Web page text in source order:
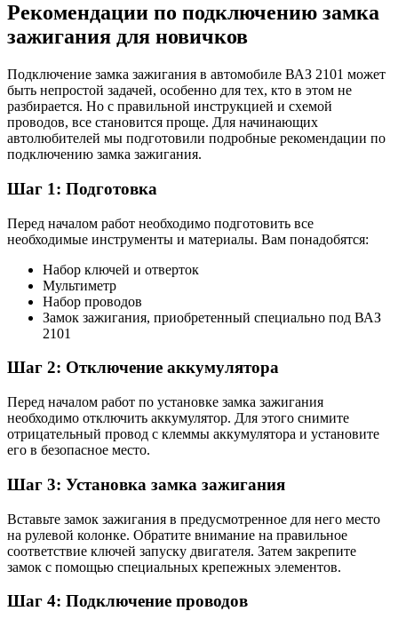
Рекомендации по подключению замка
зажигания для новичков
Подключение замка зажигания в автомобиле ВАЗ 2101 может
быть непростой задачей, особенно для тех, кто в этом не
разбирается. Но с правильной инструкцией и схемой
проводов, все становится проще. Для начинающих
автолюбителей мы подготовили подробные рекомендации по
подключению замка зажигания.
Шаг 1: Подготовка
Перед началом работ необходимо подготовить все
необходимые инструменты и материалы. Вам понадобятся:
Набор ключей и отверток
Мультиметр
Набор проводов
Замок зажигания, приобретенный специально под ВАЗ
2101
Шаг 2: Отключение аккумулятора
Перед началом работ по установке замка зажигания
необходимо отключить аккумулятор. Для этого снимите
отрицательный провод с клеммы аккумулятора и установите
его в безопасное место.
Шаг 3: Установка замка зажигания
Вставьте замок зажигания в предусмотренное для него место
на рулевой колонке. Обратите внимание на правильное
соответствие ключей запуску двигателя. Затем закрепите
замок с помощью специальных крепежных элементов.
Шаг 4: Подключение проводов